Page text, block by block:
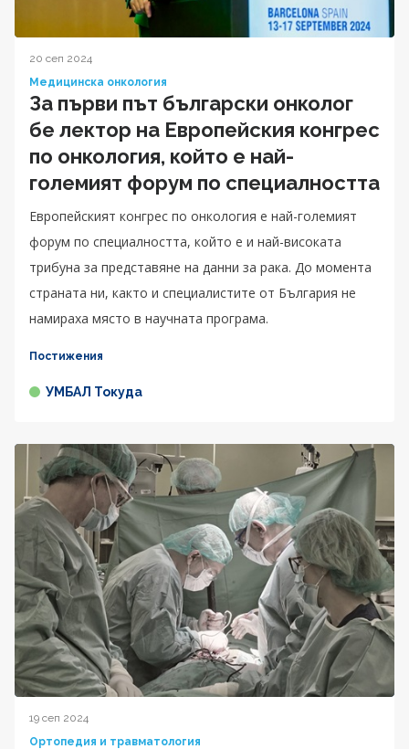
20 сеп 2024
Медицинска онкология
За първи път български онколог
бе лектор на Европейския конгрес
по онкология, който е най-
големият форум по специалността
Европейският конгрес по онкология е най-големият
форум по специалността, който е и най-високата
трибуна за представяне на данни за рака. До момента
страната ни, както и специалистите от България не
намираха място в научната програма.
Постижения
УМБАЛ Токуда
19 сеп 2024
Ортопедия и травматология